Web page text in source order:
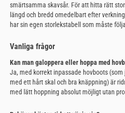
smärtsamma skavsår. För att hitta rätt
längd och bredd omedelbart efter
har sin egen storlekstabell som måste
Vanliga frågor
Kan man galoppera eller hoppa med
Ja, med korrekt inpassade hovboots
med ett hårt skal och bra knäppning) är
med lätt hoppning absolut möjligt utan